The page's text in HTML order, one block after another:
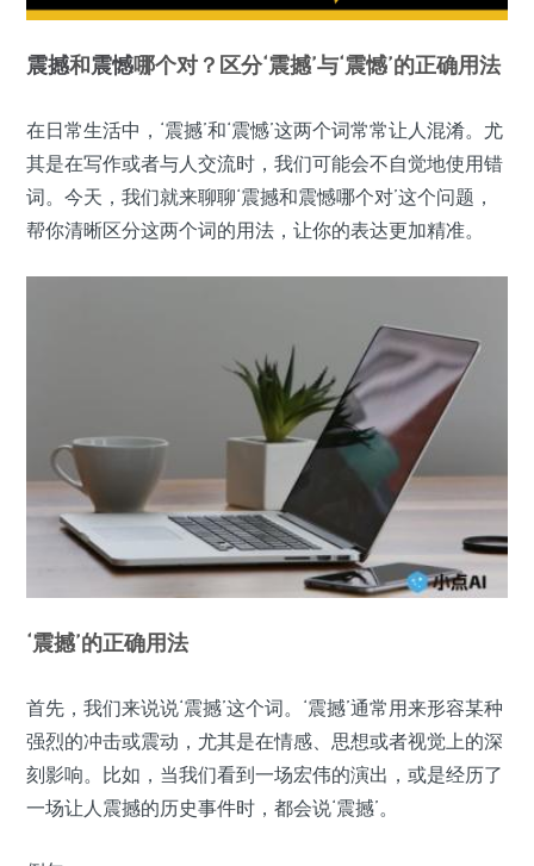
震撼和震憾哪个对？区分‘震撼’与‘震憾’的正确用法
在日常生活中，‘震撼’和‘震憾’这两个词常常让人混淆。尤
其是在写作或者与人交流时，我们可能会不自觉地使用错
词。今天，我们就来聊聊‘震撼和震憾哪个对’这个问题，
帮你清晰区分这两个词的用法，让你的表达更加精准。
‘震撼’的正确用法
首先，我们来说说‘震撼’这个词。‘震撼’通常用来形容某种
强烈的冲击或震动，尤其是在情感、思想或者视觉上的深
刻影响。比如，当我们看到一场宏伟的演出，或是经历了
一场让人震撼的历史事件时，都会说‘震撼’。